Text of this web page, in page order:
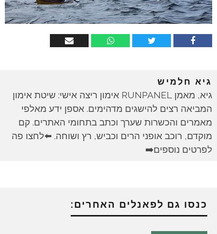
גיא חלמיש
גיא, מאמן RUNPANEL אימון ריצה אישי: שיטת אימון
המביאה רצים להישגים מדהימים. אספן ידע מאלפי
מאמרים והכשרות שערך וכתב בתחומי האתרים. קם
מוקדם, רוכב אופני הרים וכביש, רץ ושוחה. ⬅️לחצו פה
לפרטים נוספים➡️
כנסו גם לפאנלים האחרים: